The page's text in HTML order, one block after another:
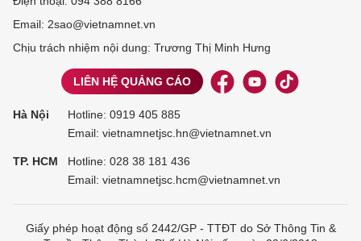
Email: 2sao@vietnamnet.vn
Chịu trách nhiệm nội dung: Trương Thị Minh Hưng
LIÊN HỆ QUẢNG CÁO
Hà Nội Hotline: 0919 405 885
Email: vietnamnetjsc.hn@vietnamnet.vn
TP. HCM Hotline: 028 38 181 436
Email: vietnamnetjsc.hcm@vietnamnet.vn
Giấy phép hoạt động số 2442/GP - TTĐT do Sở Thông Tin &